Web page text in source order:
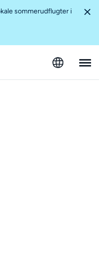
sommerudflugter i